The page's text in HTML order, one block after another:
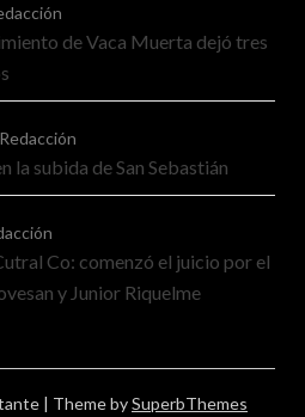
de Vaca Muerta dejó tres
la subida de San Sebastián
Co: comenzó el juicio por el
y Junior Riquelme
| Theme bySuperbThemes